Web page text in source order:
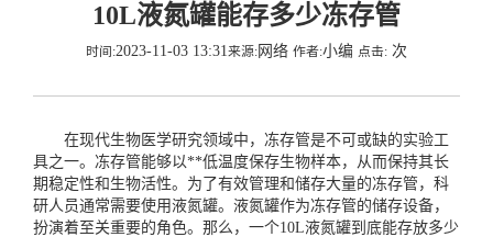
10L液氮罐能存多少冻存管
时间:2023-11-03 13:31来源:网络 作者:小编 点击: 次
在现代生物医学研究领域中，冻存管是不可或缺的实验工
具之一。冻存管能够以**低温度保存生物样本，从而保持其长
期稳定性和生物活性。为了有效管理和储存大量的冻存管，科
研人员通常需要使用液氮罐。液氮罐作为冻存管的储存设备，
扮演着至关重要的角色。那么，一个10L液氮罐到底能存放多少